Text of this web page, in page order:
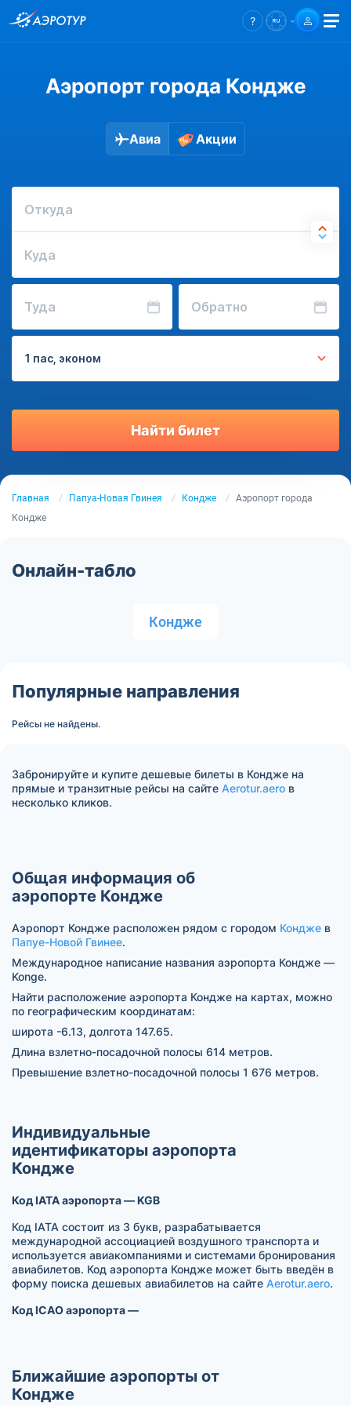
Аэропорт города Кондже
Авиа Акции
Откуда
Куда
Туда Обратно
1 пас, эконом
Найти билет
Главная Папуа-Новая Гвинея Кондже
Аэропорт города
Кондже
Онлайн-табло
Кондже
Популярные направления
Рейсы не найдены.
Забронируйте и купите дешевые билеты в Кондже на
прямые и транзитные рейсы на сайте Aerotur.aero в
несколько кликов.
Общая информация об
аэропорте Кондже
Аэропорт Кондже расположен рядом с городом Кондже в
Папуе-Новой Гвинее.
Международное написание названия аэропорта Кондже —
Konge.
Найти расположение аэропорта Кондже на картах, можно
по географическим координатам:
широта -6.13, долгота 147.65.
Длина взлетно-посадочной полосы 614 метров.
Превышение взлетно-посадочной полосы 1 676 метров.
Индивидуальные
идентификаторы аэропорта
Кондже
Код IATA аэропорта — KGB
Код IATA состоит из 3 букв, разрабатывается
международной ассоциацией воздушного транспорта и
используется авиакомпаниями и системами бронирования
авиабилетов. Код аэропорта Кондже может быть введён в
форму поиска дешевых авиабилетов на сайте Aerotur.aero.
Код ICAO аэропорта —
Ближайшие аэропорты от
Кондже